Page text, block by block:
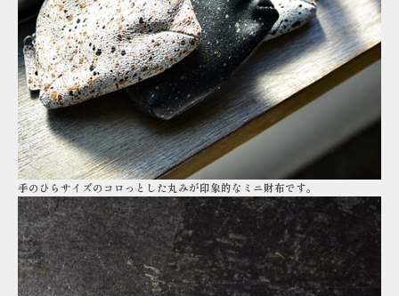
手のひらサイズのコロっとした丸みが印象的なミニ財布です。